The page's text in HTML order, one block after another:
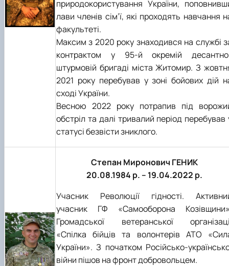
природокористування України,
лави членів сім’ї, які проходять навчання
факультеті.
Максим з 2020 року знаходився на службі
контрактом у 95-й окремій
штурмовій бригаді міста Житомир. З
2021 року перебував у зоні бойових дій
сході України.
Весною 2022 року потрапив під
обстріл та далі тривалий період перебував
статусі безвісти зниклого.
Степан Миронович ГЕНИК
20.08.1984 р. – 19.04.2022 р.
Учасник Революції гідності.
учасник ГФ «Самооборона
Громадської ветеранської
«Спілка бійців та волонтерів АТО
України». З початком Російсько-
війни пішов на фронт добровольцем.